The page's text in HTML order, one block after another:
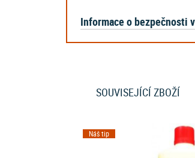
Informace o bezpečnosti
SOUVISEJÍCÍ ZBOŽÍ
Náš tip